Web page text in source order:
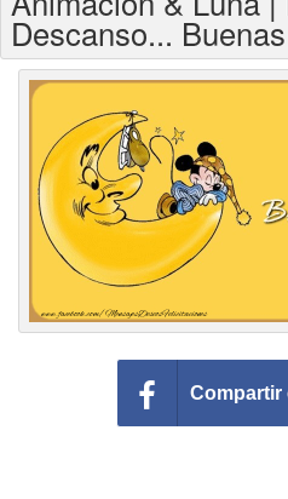
Felicitaciones días de la semana
Felicitaciones días del año
Felicitaciones musicales
Descanso...
Compartir